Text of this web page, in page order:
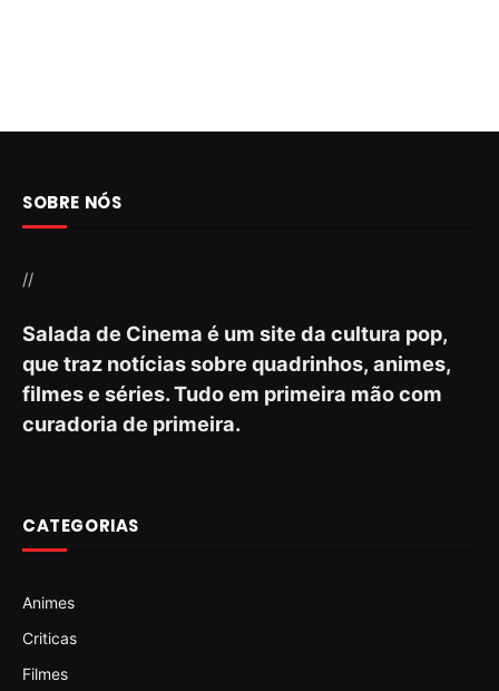
SOBRE NÓS
//
Salada de Cinema é um site da cultura pop,
que traz notícias sobre quadrinhos, animes,
filmes e séries. Tudo em primeira mão com
curadoria de primeira.
CATEGORIAS
Animes
Criticas
Filmes